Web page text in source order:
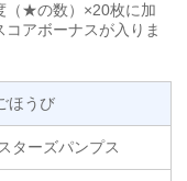
（★の数）×20枚に加
アボーナスが入りま
ほうび
ターズパンプス